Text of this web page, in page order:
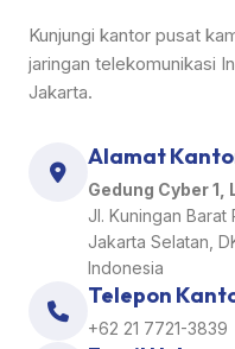
Kunjungi kantor pusat
jaringan telekomunikasi
Jakarta.
Alamat
Gedung Cyber 1,
Jl. Kuningan Barat
Jakarta Selatan,
Indonesia
Telepon
+62 21 7721-3839